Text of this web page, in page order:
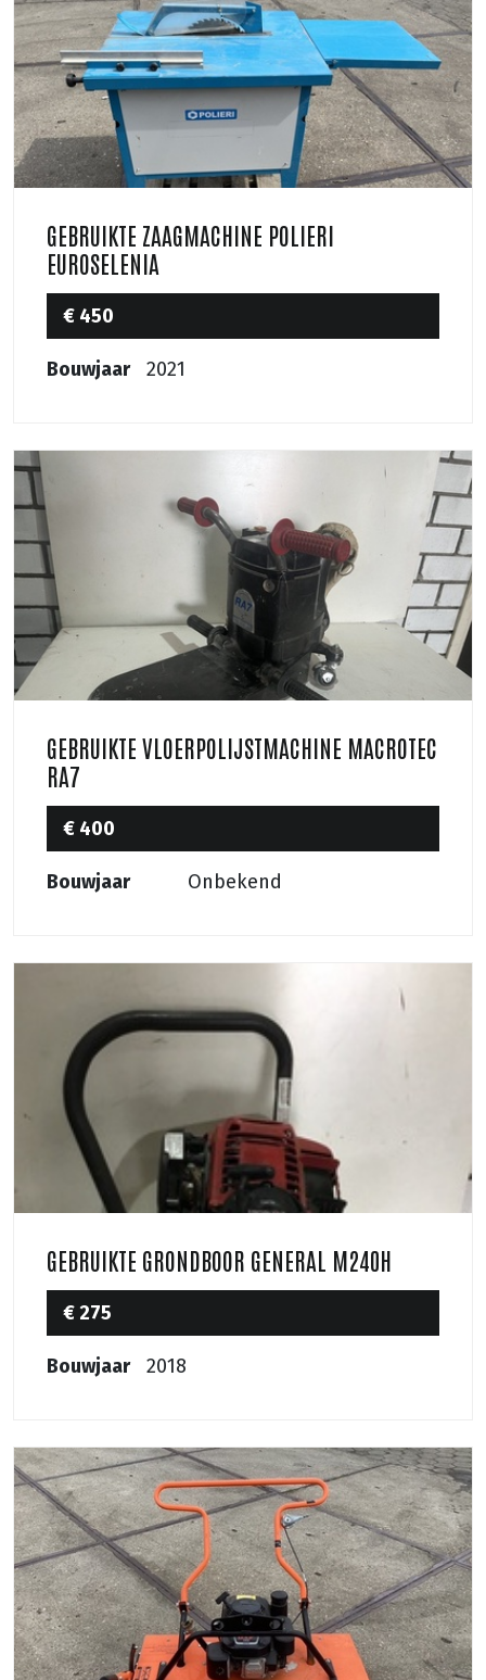
GEBRUIKTE ZAAGMACHINE POLIERI
EUROSELENIA
€ 450
Bouwjaar 2021
GEBRUIKTE VLOERPOLIJSTMACHINE MACROTEC
RA7
€ 400
Bouwjaar Onbekend
GEBRUIKTE GRONDBOOR GENERAL M240H
€ 275
Bouwjaar 2018